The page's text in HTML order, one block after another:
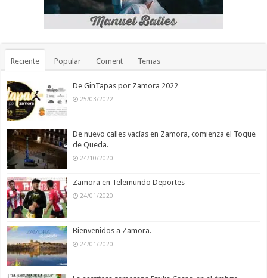
Reciente Popular Coment Temas
De GinTapas por Zamora 2022
25/03/2022
De nuevo calles vacías en Zamora, comienza el Toque
de Queda.
24/10/2020
Zamora en Telemundo Deportes
24/01/2020
Bienvenidos a Zamora.
24/01/2020